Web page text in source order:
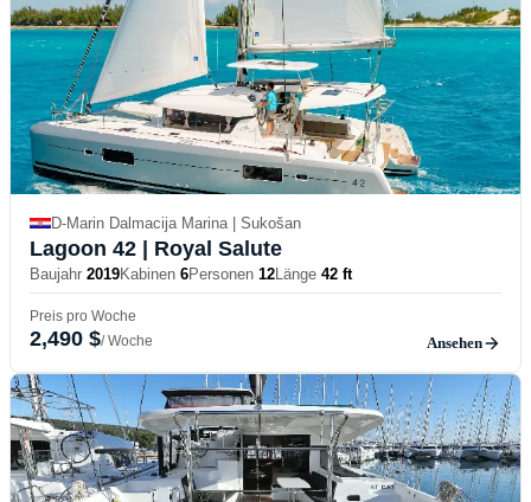
D-Marin Dalmacija Marina | Sukošan
Lagoon 42 | Royal Salute
Baujahr 2019Kabinen 6Personen 12Länge 42 ft
Preis pro Woche
2,490 $/ Woche Ansehen